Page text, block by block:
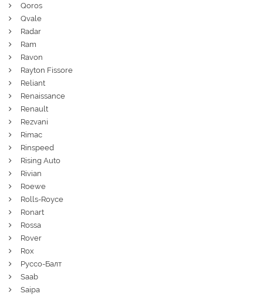
Qoros
Qvale
Radar
Ram
Ravon
Rayton Fissore
Reliant
Renaissance
Renault
Rezvani
Rimac
Rinspeed
Rising Auto
Rivian
Roewe
Rolls-Royce
Ronart
Rossa
Rover
Rox
Руссо-Балт
Saab
Saipa